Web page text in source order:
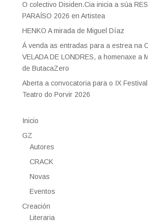
O colectivo Disiden.Cia inicia a súa
PARAÍSO 2026 en Artistea
HENKO A mirada de Miguel Díaz
Á venda as entradas para a estrea na
VELADA DE LONDRES, a homenaxe a
de ButacaZero
Aberta a convocatoria para o IX
Teatro do Porvir 2026
Inicio
GZ
Autores
CRACK
Novas
Eventos
Creación
Literaria